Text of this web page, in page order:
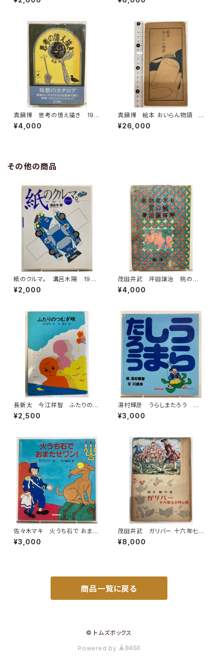
男・著 昭和44年22刷 光文
真鍋博 思考の憶え描き 197
6年 初版 ビニールカバー
帯 早川書房
¥4,000
真鍋博 絵本 おいらん物語
岩田宏 1959年 限定500
ユリイカ
¥26,000
その他の商品
紙のクルマ。 溝呂木陽 1994
年初版の1996年重刷 二玄社
¥2,000
茂田井武 坪田譲治 桃の
實 昭和22年（1947） 東西社
¥4,000
長新太 今江祥智 ふたりのつ
むぎ唄 1976年 初版 理論
社刊
¥2,500
湯村輝彦 うらしまたろう 川
崎洋 1989年 初版 ミキハ
ウス
¥3,000
佐々木マキ 火うち石で おまた
せワン！ 武井直紀 訳 1988
年 初版 ミキハウス
¥3,000
茂田井武 ガリバー 十六年七
か月の旅 筒井敬介 大雅堂
世界少年文学選集 昭和23年
¥8,000
商品一覧に戻る
© トムズボックス
Powered by